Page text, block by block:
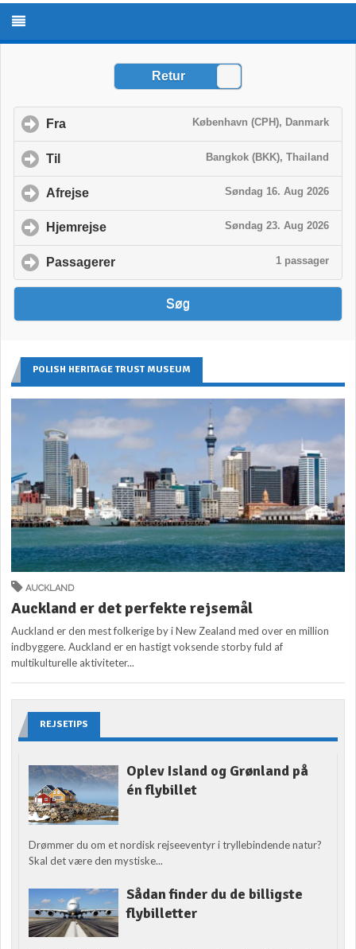
POLISH HERITAGE TRUST MUSEUM
AUCKLAND
Auckland er det perfekte rejsemål
Auckland er den mest folkerige by i New Zealand med over en million
indbyggere. Auckland er en hastigt voksende storby fuld af
multikulturelle aktiviteter...
REJSETIPS
Oplev Island og Grønland på
én flybillet
Drømmer du om et nordisk rejseeventyr i tryllebindende natur?
Skal det være den mystiske...
Sådan finder du de billigste
flybilletter